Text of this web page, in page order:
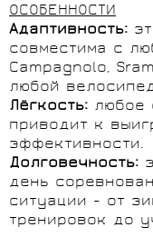
ОСОБЕННОСТИ
Адаптивность:
совместима с
Campagnolo,
любой
Лёгкость: любое
приводит к
эффективности.
Долговечность:
день
ситуации - от
тренировок до